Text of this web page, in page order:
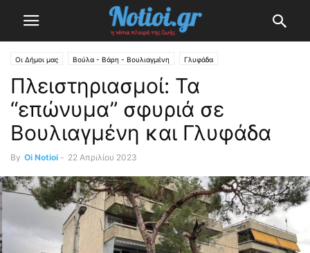
Οι Δήμοι μας Βούλα - Βάρη - Βουλιαγμένη Γλυφάδα
Πλειστηριασμοί: Τα
“επώνυμα” σφυριά σε
Βουλιαγμένη και Γλυφάδα
By Oi Notioi - 22 Απριλίου 2023